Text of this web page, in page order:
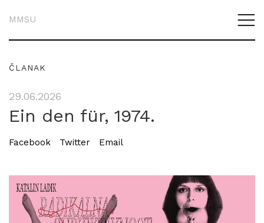
MMSU
ČLANAK
29.06.2026
Ein den für, 1974.
Facebook Twitter Email